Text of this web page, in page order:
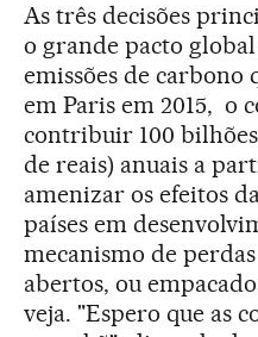
As três decisões
o grande pacto
emissões de carbono
em Paris em 2015, o
contribuir 100
de reais) anuais a
amenizar os efeitos
países em
mecanismo de
abertos, ou
veja. "Espero que as